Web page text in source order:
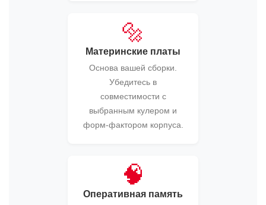
🔩
Материнские платы
Основа вашей сборки.
Убедитесь в
совместимости с
выбранным кулером и
форм-фактором корпуса.
🧠
Оперативная память